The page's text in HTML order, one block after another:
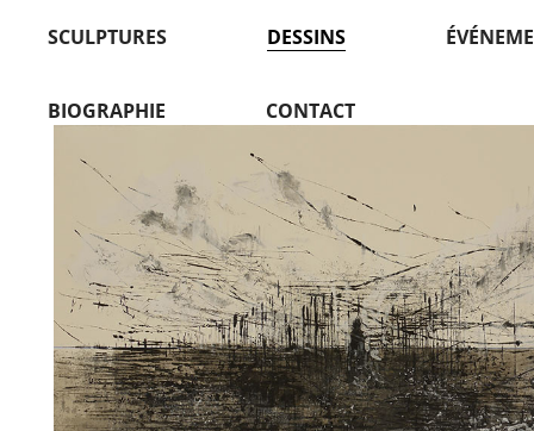
SCULPTURES DESSINS
BIOGRAPHIE CONTACT